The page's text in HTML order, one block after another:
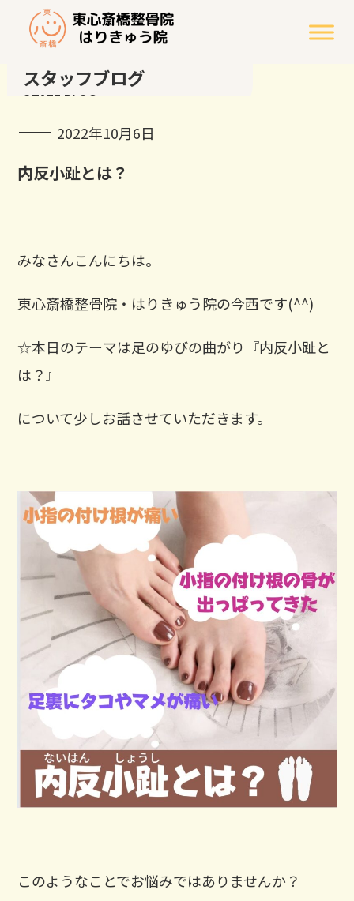
スタッフブログ
STAFF BLOG
2022年10月6日
内反小趾とは？
みなさんこんにちは。
東心斎橋整骨院・はりきゅう院の今西です(^^)
☆本日のテーマは足のゆびの曲がり『内反小趾と
は？』
について少しお話させていただきます。
このようなことでお悩みではありませんか？